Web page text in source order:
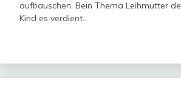
aufbauschen. Bein Thema Leihmutter
Kind es verdient…